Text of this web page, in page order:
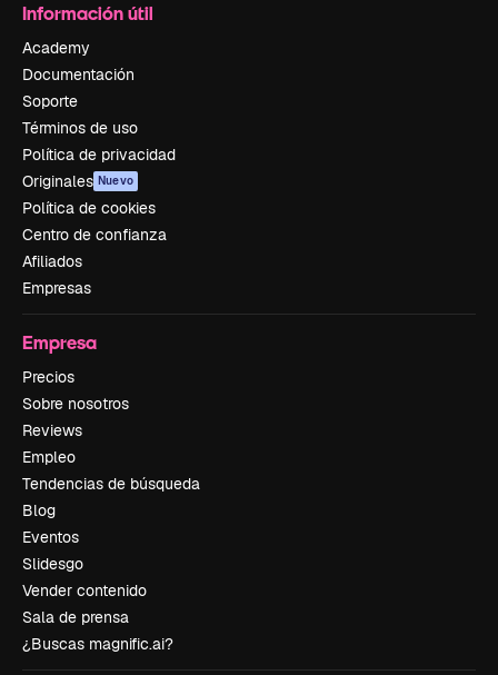
Información útil
Academy
Documentación
Soporte
Términos de uso
Política de privacidad
Originales Nuevo
Política de cookies
Centro de confianza
Afiliados
Empresas
Empresa
Precios
Sobre nosotros
Reviews
Empleo
Tendencias de búsqueda
Blog
Eventos
Slidesgo
Vender contenido
Sala de prensa
¿Buscas magnific.ai?